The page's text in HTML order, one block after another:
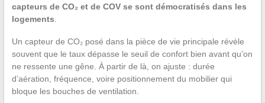
capteurs de CO₂ et de COV se sont démocratisés dans les
logements
Un capteur de CO₂ posé dans la pièce de vie principale révèle
souvent que le taux dépasse le seuil de confort bien avant qu’on
ne ressente une gêne. À partir de là, on ajuste : durée
d’aération, fréquence, voire positionnement du mobilier qui
bloque les bouches de ventilation.